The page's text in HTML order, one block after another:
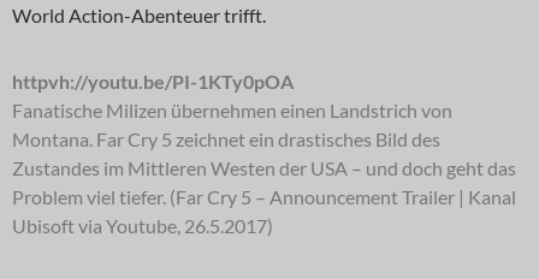
World Action-Abenteuer trifft.
httpvh://youtu.be/PI-1KTy0pOA
Fanatische Milizen übernehmen einen Landstrich von
Montana. Far Cry 5 zeichnet ein drastisches Bild des
Zustandes im Mittleren Westen der USA – und doch geht das
Problem viel tiefer. (Far Cry 5 – Announcement Trailer | Kanal
Ubisoft via Youtube, 26.5.2017)